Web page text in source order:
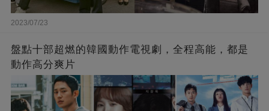
2023/07/23
盤點十部超燃的韓國動作電視劇，全程高能，都是
動作高分爽片